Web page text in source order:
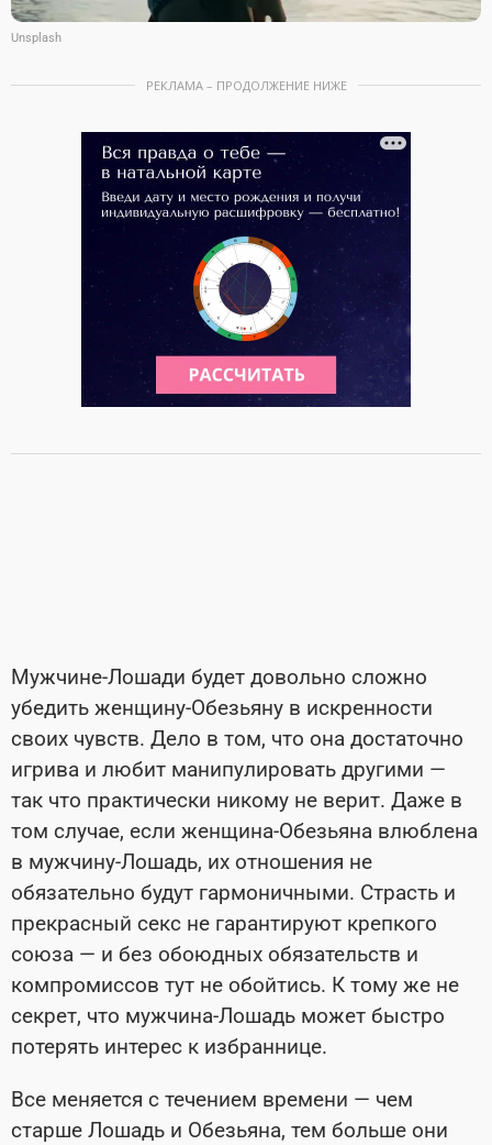
Unsplash
РЕКЛАМА – ПРОДОЛЖЕНИЕ НИЖЕ
Мужчине-Лошади будет довольно сложно
убедить женщину-Обезьяну в искренности
своих чувств. Дело в том, что она достаточно
игрива и любит манипулировать другими —
так что практически никому не верит. Даже в
том случае, если женщина-Обезьяна влюблена
в мужчину-Лошадь, их отношения не
обязательно будут гармоничными. Страсть и
прекрасный секс не гарантируют крепкого
союза — и без обоюдных обязательств и
компромиссов тут не обойтись. К тому же не
секрет, что мужчина-Лошадь может быстро
потерять интерес к избраннице.
Все меняется с течением времени — чем
старше Лошадь и Обезьяна, тем больше они